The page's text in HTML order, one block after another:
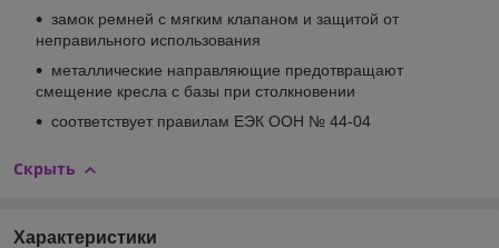
замок ремней с мягким клапаном и защитой от
неправильного использования
металлические направляющие предотвращают
смещение кресла с базы при столкновении
соответствует правилам ЕЭК ООН № 44-04
Скрыть
Характеристики